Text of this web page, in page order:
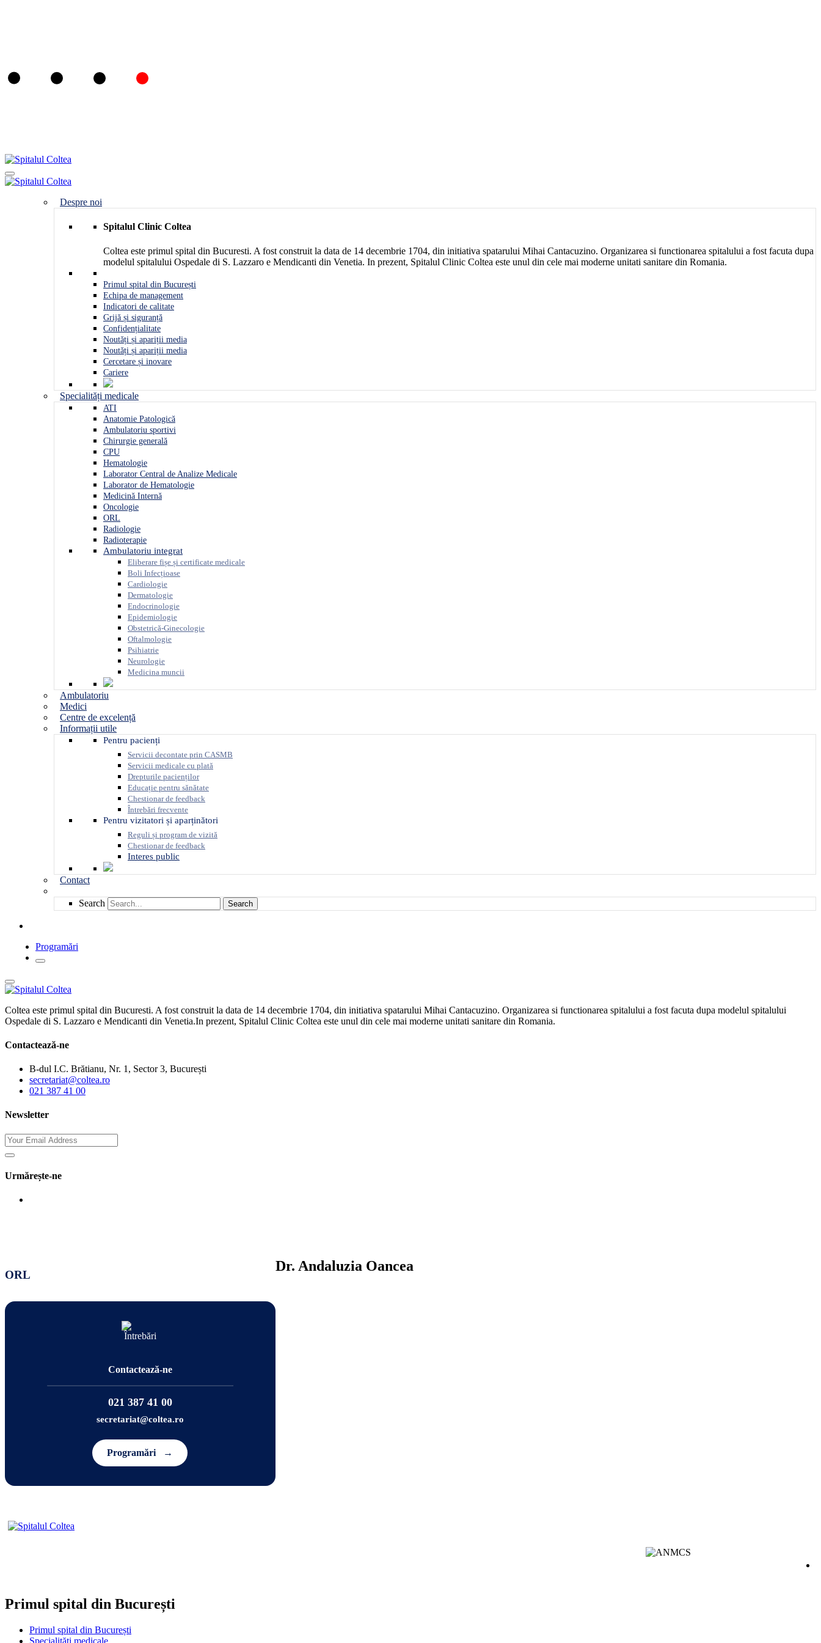
Despre noi
Spitalul Clinic Coltea
Coltea este primul spital din Bucuresti. A fost construit la data de 14 decembrie 1704, din initiativa spatarului Mihai Cantacuzino. Organizarea si functionarea spitalului a fost facuta dupa
modelul spitalului Ospedale di S. Lazzaro e Mendicanti din Venetia. In prezent, Spitalul Clinic Coltea este unul din cele mai moderne unitati sanitare din Romania.
Primul spital din București
Echipa de management
Indicatori de calitate
Grijă și siguranță
Confidențialitate
Noutăți și apariții media
Noutăți și apariții media
Cercetare și inovare
Cariere
Specialități medicale
ATI
Anatomie Patologică
Ambulatoriu sportivi
Chirurgie generală
CPU
Hematologie
Laborator Central de Analize Medicale
Laborator de Hematologie
Medicină Internă
Oncologie
ORL
Radiologie
Radioterapie
Ambulatoriu integrat
Eliberare fișe și certificate medicale
Boli Infecțioase
Cardiologie
Dermatologie
Endocrinologie
Epidemiologie
Obstetrică-Ginecologie
Oftalmologie
Psihiatrie
Neurologie
Medicina muncii
Ambulatoriu
Medici
Centre de excelență
Informații utile
Pentru pacienți
Servicii decontate prin CASMB
Servicii medicale cu plată
Drepturile pacienților
Educație pentru sănătate
Chestionar de feedback
Întrebări frecvente
Pentru vizitatori și aparținători
Reguli și program de vizită
Chestionar de feedback
Interes public
Contact
Search Search
Programări
Coltea este primul spital din Bucuresti. A fost construit la data de 14 decembrie 1704, din initiativa spatarului Mihai Cantacuzino. Organizarea si functionarea spitalului a fost facuta dupa modelul spitalului
Ospedale di S. Lazzaro e Mendicanti din Venetia.In prezent, Spitalul Clinic Coltea este unul din cele mai moderne unitati sanitare din Romania.
Contactează-ne
B-dul I.C. Brătianu, Nr. 1, Sector 3, București
secretariat@coltea.ro
021 387 41 00
Newsletter
Urmărește-ne
ORL
Contactează-ne
021 387 41 00
secretariat@coltea.ro
Programări →
Dr. Andaluzia Oancea
Primul spital din București
Primul spital din București